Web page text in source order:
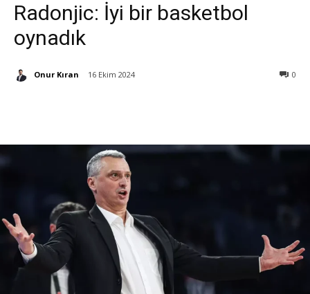
Radonjic: İyi bir basketbol
oynadık
Onur Kıran 16 Ekim 2024 0